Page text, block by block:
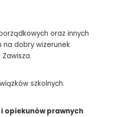
oraz innych
na dobry wizerunek
Zawisza.
szkolnych.
opiekunów prawnych